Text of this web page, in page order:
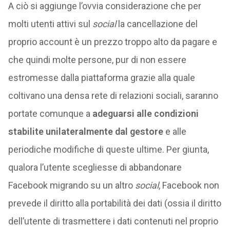
A ciò si aggiunge l’ovvia considerazione che per
molti utenti attivi sul socialla cancellazione del
proprio account è un prezzo troppo alto da pagare e
che quindi molte persone, pur di non essere
estromesse dalla piattaforma grazie alla quale
coltivano una densa rete di relazioni sociali, saranno
portate comunque a adeguarsi alle condizioni
stabilite unilateralmente dal gestoree alle
periodiche modifiche di queste ultime. Per giunta,
qualora l’utente scegliesse di abbandonare
Facebook migrando su un altro social, Facebook non
prevede il diritto alla portabilità dei dati (ossia il diritto
dell’utente di trasmettere i dati contenuti nel proprio